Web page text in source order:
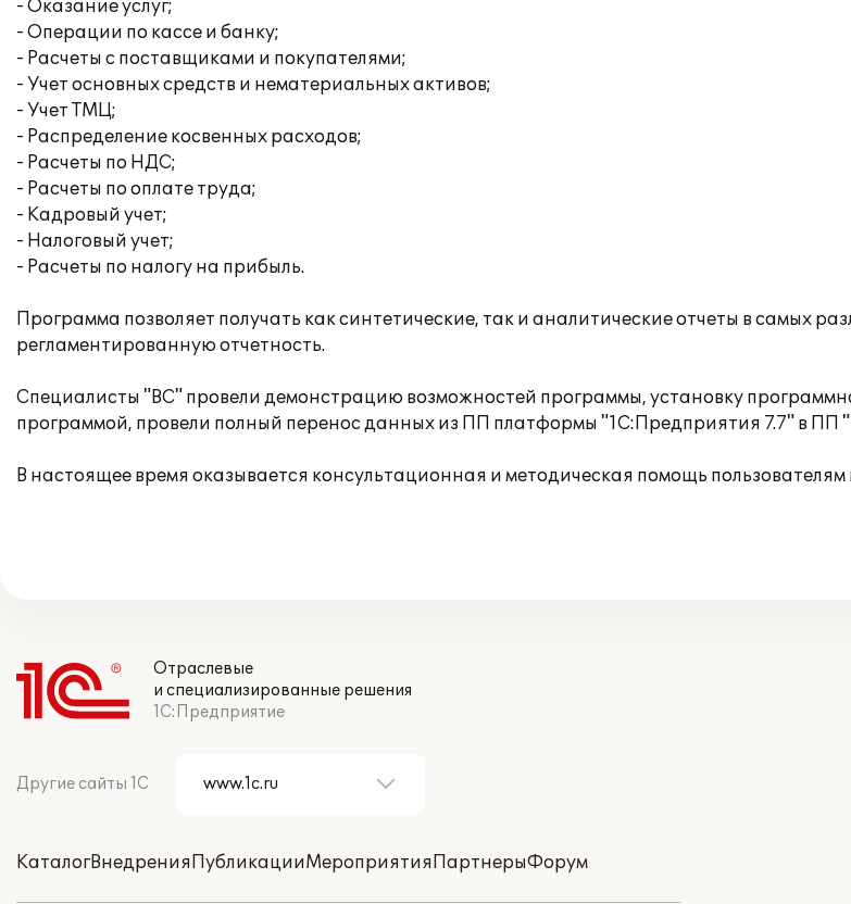
- Оказание услуг;
- Операции по кассе и банку;
- Расчеты с поставщиками и покупателями;
- Учет основных средств и нематериальных активов;
- Учет ТМЦ;
- Распределение косвенных расходов;
- Расчеты по НДС;
- Расчеты по оплате труда;
- Кадровый учет;
- Налоговый учет;
- Расчеты по налогу на прибыль.
Программа позволяет получать как синтетические, так и аналитические отчеты в самых
регламентированную отчетность.
Специалисты "ВС" провели демонстрацию возможностей программы, установку
программой, провели полный перенос данных из ПП платформы "1С:Предприятия 7.7" в ПП
В настоящее время оказывается консультационная и методическая помощь
Отраслевые
и специализированные решения
1С:Предприятие
Другие сайты 1С
КаталогВнедренияПубликацииМероприятияПартнерыФорум